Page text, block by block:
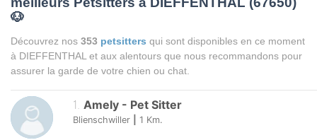
🐶
Découvrez nos 353 petsitters qui sont disponibles en ce moment
à DIEFFENTHAL et aux alentours que nous recommandons pour
assurer la garde de votre chien ou chat.
1. Amely - Pet Sitter
Blienschwiller 1 Km.